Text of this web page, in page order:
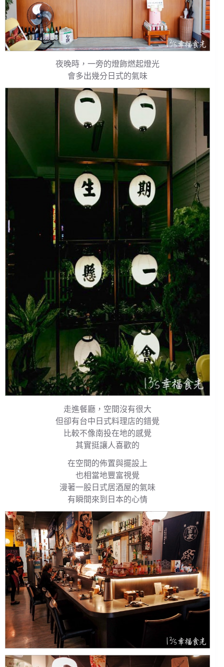
夜晚時，一旁的燈飾燃起燈光
會多出幾分日式的氣味
走進餐廳，空間沒有很大
但卻有台中日式料理店的錯覺
比較不像南投在地的感覺
其實挺讓人喜歡的
在空間的佈置與擺設上
也相當地豐富視覺
漫著一股日式居酒屋的氣味
有瞬間來到日本的心情